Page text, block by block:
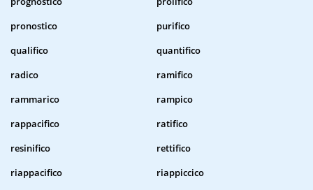
pronostico
purifico
qualifico
quantifico
radico
ramifico
rammarico
rampico
rappacifico
ratifico
resinifico
rettifico
riappacifico
riappiccico